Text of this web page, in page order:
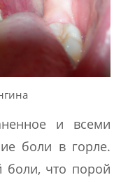
и всеми
боли в горле.
что порой